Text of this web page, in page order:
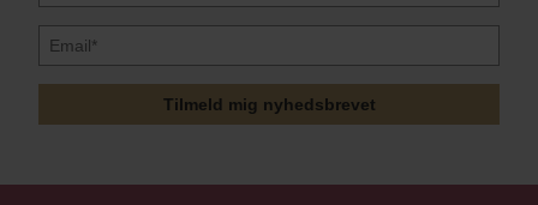
Tilmeld mig nyhedsbrevet